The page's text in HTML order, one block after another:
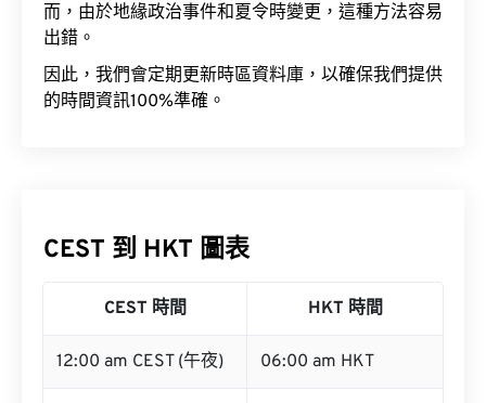
而，由於地緣政治事件和夏令時變更，這種方法容易
出錯。
因此，我們會定期更新時區資料庫，以確保我們提供
的時間資訊100%準確。
CEST 到 HKT 圖表
CEST 時間 HKT 時間
12:00 am CEST (午夜) 06:00 am HKT